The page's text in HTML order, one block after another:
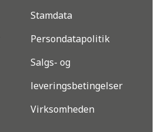
Stamdata
Persondatapolitik
Salgs- og
leveringsbetingelser
Virksomheden